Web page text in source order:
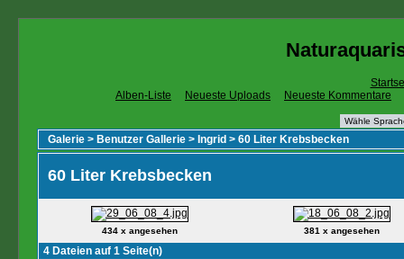
Alben-Liste
Neueste Uploads Neueste Kommentare
Galerie > Benutzer Gallerie > Ingrid > 60 Liter Krebsbecken
60 Liter Krebsbecken
434 x angesehen 381 x angesehen
4 Dateien auf 1 Seite(n)